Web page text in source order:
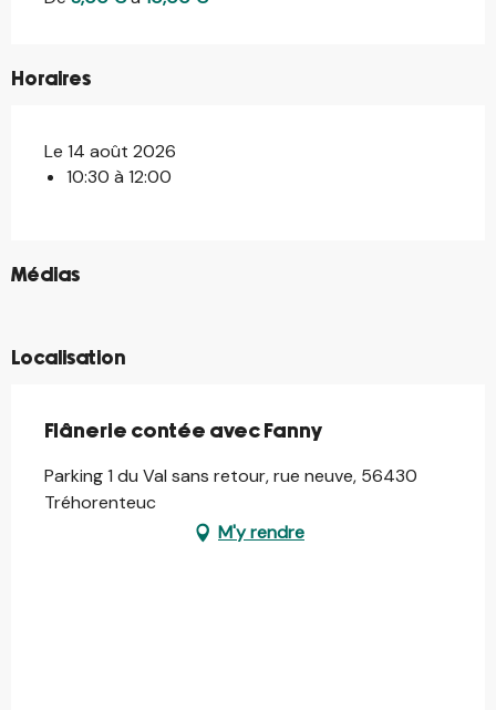
Horaires
Le 14 août 2026
10:30 à 12:00
Médias
©
©
Localisation
Flânerie contée avec Fanny
Parking 1 du Val sans retour, rue neuve, 56430
Tréhorenteuc
M'y rendre